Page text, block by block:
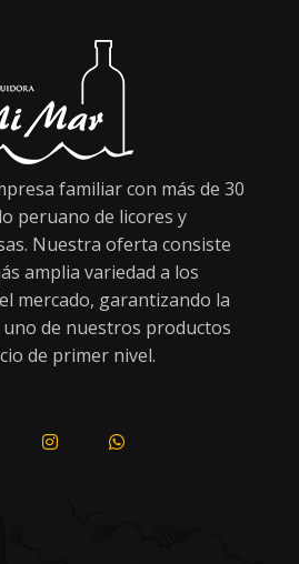
familiar con más de 30
peruano de licores y
Nuestra oferta consiste
amplia variedad a los
mercado, garantizando la
uno de nuestros productos
de primer nivel.